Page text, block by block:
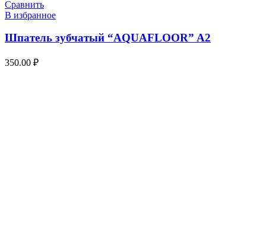
Сравнить
В избранное
Шпатель зубчатый “AQUAFLOOR” A2
350.00 ₽